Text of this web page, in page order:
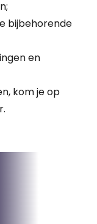
bijbehorende
en
kom je op